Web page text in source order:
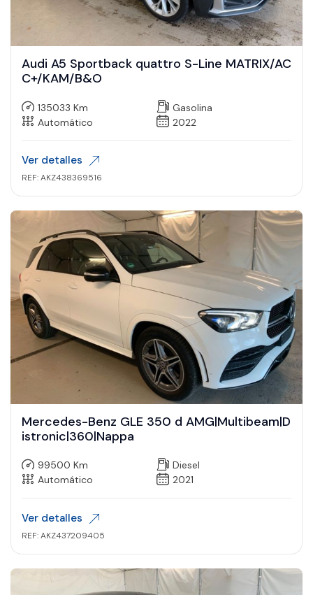
Audi A5 Sportback quattro S-Line MATRIX/AC
C+/KAM/B&O
135033 Km
Gasolina
Automático
2022
Ver detalles
REF: AKZ438369516
Mercedes-Benz GLE 350 d AMG|Multibeam|D
istronic|360|Nappa
99500 Km
Diesel
Automático
2021
Ver detalles
REF: AKZ437209405